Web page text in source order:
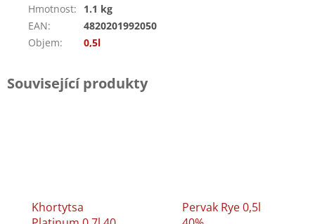
Hmotnost:
1.1 kg
EAN:
4820201992050
Objem: 0,5l
Související produkty
Khortytsa
Pervak Rye 0,5l